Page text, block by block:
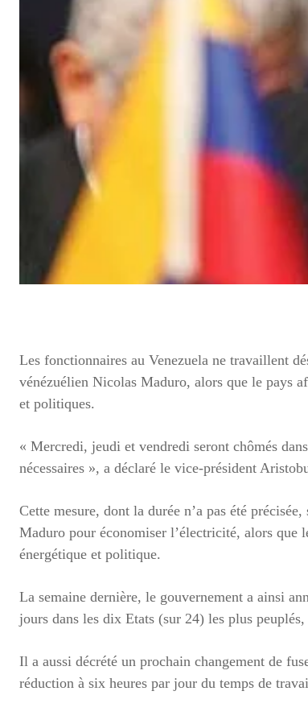
Les fonctionnaires au Venezuela ne travaillent
vénézuélien Nicolas Maduro, alors que le pays
et politiques.
« Mercredi, jeudi et vendredi seront chômés
nécessaires », a déclaré le vice-président
Cette mesure, dont la durée n’a pas été
Maduro pour économiser l’électricité, alors que
énergétique et politique.
La semaine dernière, le gouvernement a ainsi
jours dans les dix Etats (sur 24) les plus
Il a aussi décrété un prochain changement de
réduction à six heures par jour du temps de